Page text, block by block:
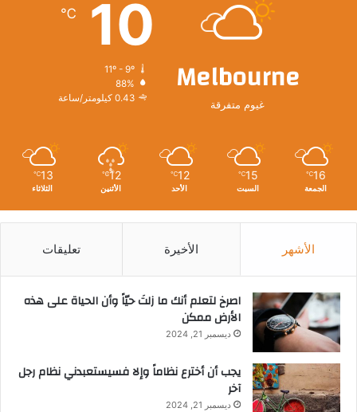
Melbourne
غيوم متفرقة
10
℃
11º - 9º
88%
0.43 كيلومتر/ساعة
16
℃
الجمعة
15
℃
السبت
12
℃
الأحد
12
℃
الأثنين
13
℃
الثلاثاء
الأشهر الأخيرة تعليقات
‫اصرخ لتعلم أنك ما زلتَ حيّاً وأن الحياة على هذه
الأرض ممكن
ديسمبر 21, 2024
يجب أن أخترع نظاماً وإلا فسيستعبدني نظام رجل
آخر
ديسمبر 21, 2024